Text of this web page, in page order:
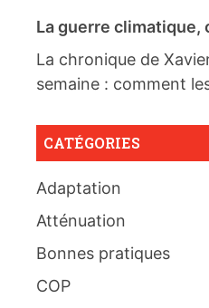
La guerre climatique,
La chronique de
semaine : comment
CATÉGORIES
Adaptation
Atténuation
Bonnes pratiques
COP